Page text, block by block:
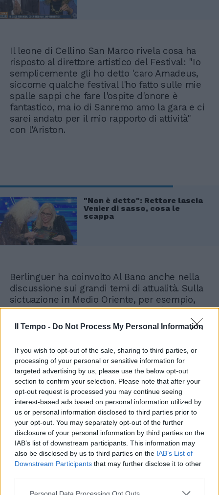
Il Tempo - Do Not Process My Personal Information
If you wish to opt-out of the sale, sharing to third parties, or
processing of your personal or sensitive information for
targeted advertising by us, please use the below opt-out
section to confirm your selection. Please note that after your
opt-out request is processed you may continue seeing
interest-based ads based on personal information utilized by
us or personal information disclosed to third parties prior to
your opt-out. You may separately opt-out of the further
disclosure of your personal information by third parties on the
IAB’s list of downstream participants. This information may
also be disclosed by us to third parties on the IAB’s List of
Downstream Participants that may further disclose it to other
Personal Data Processing Opt Outs
Il leone di Cellino San Marco rivela cosa ha
risposto al direttore artistico del Festival: "Io
semplicemente gli ho detto 'caro Amadeus,
siccome qualche festival l'ho fatto sulle mie
spalle sappi che fare l'ospite d'onore è
fantastico, ma io di Sanremo amo la gara e ci
sarei andato per il mio rapporto di attività"
con l'Ariston.
"Non è detto": Rettore lascia
Venier di sasso, cosa le
scappa
Berlinguer ha coinvolto Al Bano anche nella
discussione sui grandi temi di attualità. Sulla
sictuazione in Medio Oriente, per esempio,
sulla quale l’opinione del cantante è che
"finché si innaffia sempre la pianta dell'odio
non ci sarà mai un giusto vivere". Ma se i
pace è possibile, però "serve la volontà".